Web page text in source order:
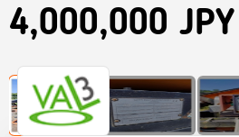
4,000,000 JPY